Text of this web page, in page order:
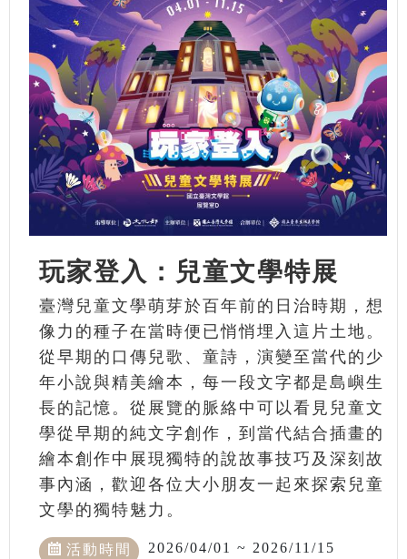
玩家登入：兒童文學特展
臺灣兒童文學萌芽於百年前的日治時期，想
像力的種子在當時便已悄悄埋入這片土地。
從早期的口傳兒歌、童詩，演變至當代的少
年小說與精美繪本，每一段文字都是島嶼生
長的記憶。從展覽的脈絡中可以看見兒童文
學從早期的純文字創作，到當代結合插畫的
繪本創作中展現獨特的說故事技巧及深刻故
事內涵，歡迎各位大小朋友一起來探索兒童
文學的獨特魅力。
活動時間 2026/04/01 ~ 2026/11/15